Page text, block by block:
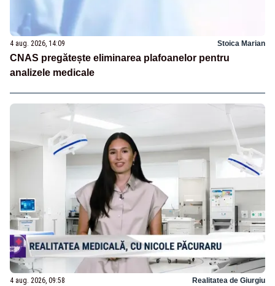
4 aug. 2026, 14:09 Stoica Marian
CNAS pregătește eliminarea plafoanelor pentru
analizele medicale
4 aug. 2026, 09:58 Realitatea de Giurgiu